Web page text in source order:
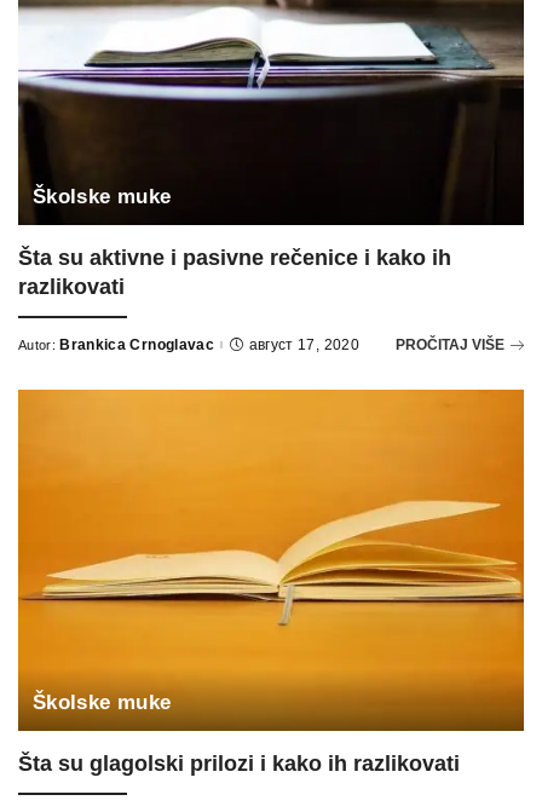
Školske muke
Šta su aktivne i pasivne rečenice i kako ih
razlikovati
Posted
Autor: Brankica Crnoglavac август 17, 2020 PROČITAJ VIŠE
Školske muke
Šta su glagolski prilozi i kako ih razlikovati